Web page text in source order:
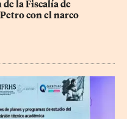
la Fiscalía de
con el narco